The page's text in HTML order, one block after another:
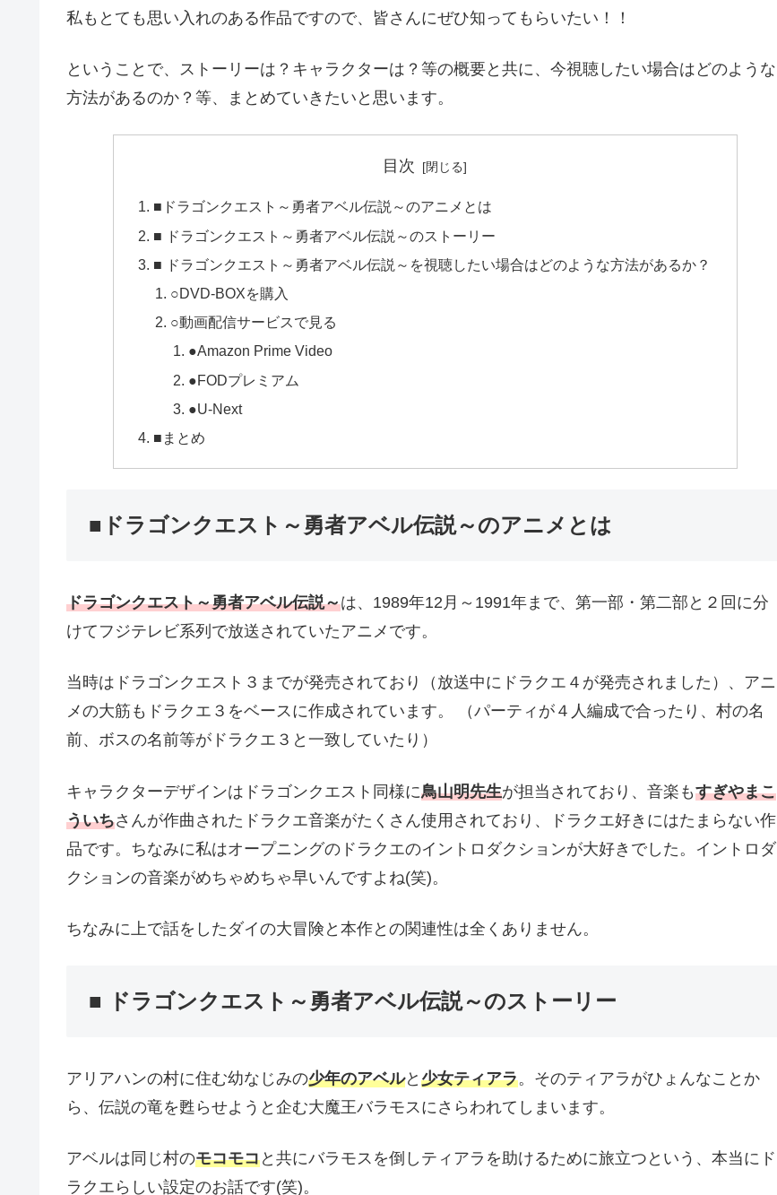
私もとても思い入れのある作品ですので、皆さんにぜひ知ってもらいたい！！
ということで、ストーリーは？キャラクターは？等の概要と共に、今視聴したい場合はどのような
方法があるのか？等、まとめていきたいと思います。
目次
■ドラゴンクエスト～勇者アベル伝説～のアニメとは
■ ドラゴンクエスト～勇者アベル伝説～のストーリー
■ ドラゴンクエスト～勇者アベル伝説～を視聴したい場合はどのような方法があるか？
○DVD-BOXを購入
○動画配信サービスで見る
●Amazon Prime Video
●FODプレミアム
●U-Next
■まとめ
■ドラゴンクエスト～勇者アベル伝説～のアニメとは
ドラゴンクエスト～勇者アベル伝説～は、1989年12月～1991年まで、第一部・第二部と２回に分
けてフジテレビ系列で放送されていたアニメです。
当時はドラゴンクエスト３までが発売されており（放送中にドラクエ４が発売されました）、アニ
メの大筋もドラクエ３をベースに作成されています。 （パーティが４人編成で合ったり、村の名
前、ボスの名前等がドラクエ３と一致していたり）
キャラクターデザインはドラゴンクエスト同様に鳥山明先生が担当されており、音楽もすぎやまこ
ういちさんが作曲されたドラクエ音楽がたくさん使用されており、ドラクエ好きにはたまらない作
品です。ちなみに私はオープニングのドラクエのイントロダクションが大好きでした。イントロダ
クションの音楽がめちゃめちゃ早いんですよね(笑)。
ちなみに上で話をしたダイの大冒険と本作との関連性は全くありません。
■ ドラゴンクエスト～勇者アベル伝説～のストーリー
アリアハンの村に住む幼なじみの少年のアベルと 少女ティアラ。そのティアラがひょんなことか
ら、伝説の竜を甦らせようと企む大魔王バラモスにさらわれてしまいます。
アベルは同じ村のモコモコと共にバラモスを倒しティアラを助けるために旅立つという、本当にド
ラクエらしい設定のお話です(笑)。